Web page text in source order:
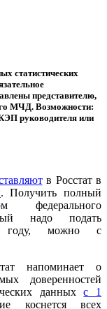
статистических
представителю,
МЧД. Возможности:
руководителя или
в Росстат в
. Получить полный
федерального
надо подать
можно с
напоминает о
доверенностей
данныхс 1
коснется всех